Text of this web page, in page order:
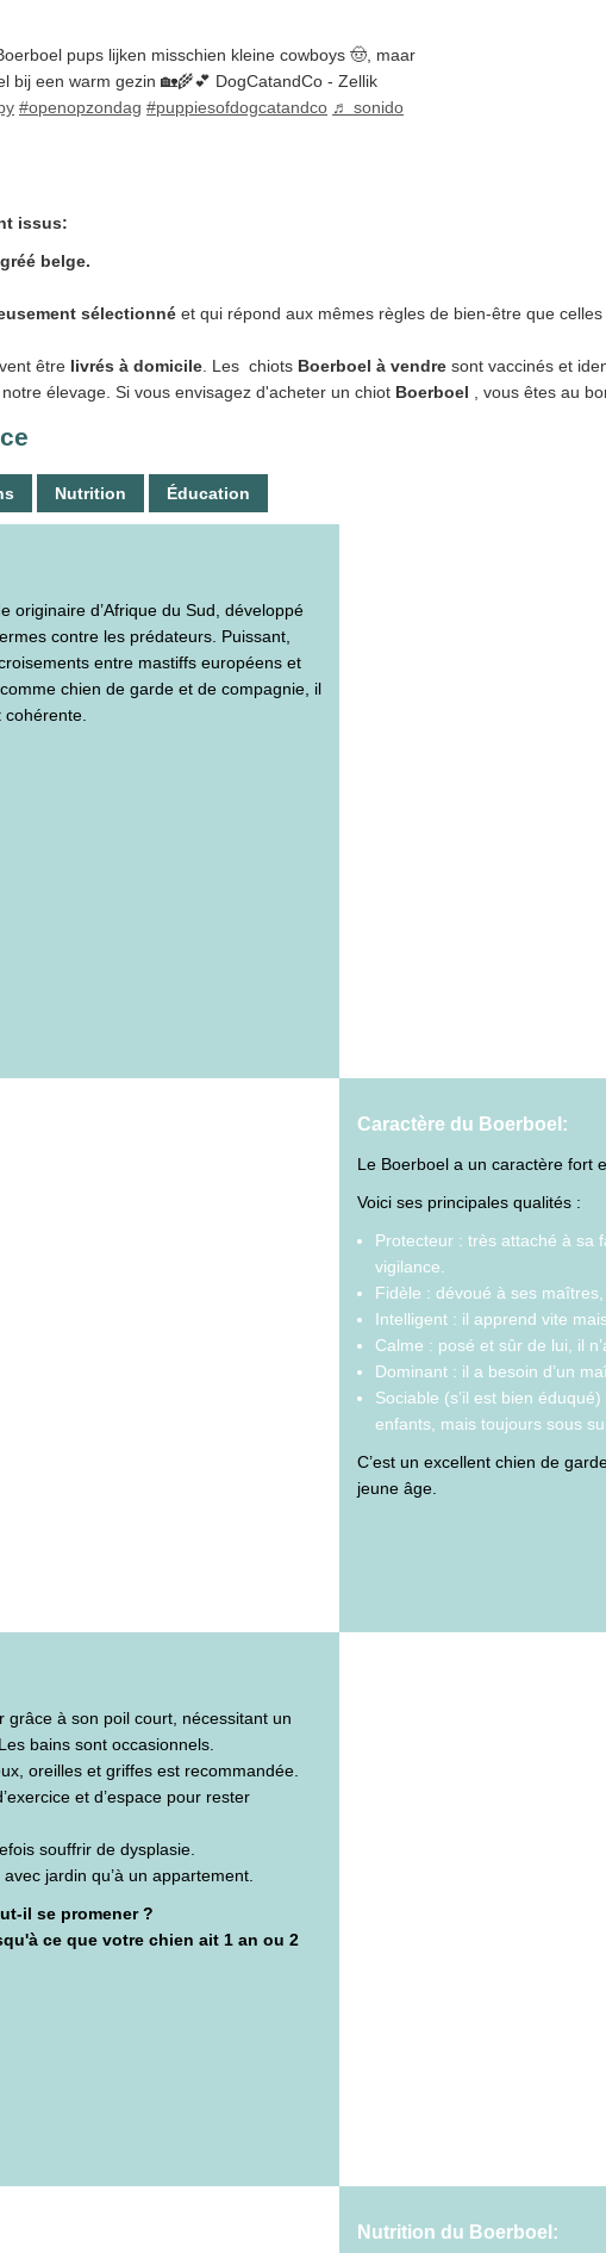
pups lijken misschien kleine cowboys 🤠, maar
bij een warm gezin 🏡🌾💕 DogCatandCo - Zellik
#openopzondag #puppiesofdogcatandco ♬ sonido
issus:
belge.
sélectionné et qui répond aux mêmes règles de bien-être que
être livrés à domicile. Les chiots Boerboel à vendre sont vaccinés et
élevage. Si vous envisagez d'acheter un chiot Boerboel , vous êtes au
Nutrition Éducation
originaire d’Afrique du Sud, développé
contre les prédateurs. Puissant,
entre mastiffs européens et
chien de garde et de compagnie, il
cohérente.
Caractère du Boerboel:
Le Boerboel a un caractère fort
Voici ses principales qualités :
Protecteur : très attaché à sa
vigilance.
Fidèle : dévoué à ses
Intelligent : il apprend vite
Calme : posé et sûr de lui, il
Dominant : il a besoin d’un
Sociable (s’il est bien
enfants, mais toujours sous
C’est un excellent chien de
jeune âge.
grâce à son poil court, nécessitant un
bains sont occasionnels.
oreilles et griffes est recommandée.
et d’espace pour rester
souffrir de dysplasie.
jardin qu’à un appartement.
il se promener ?
ce que votre chien ait 1 an ou 2
Nutrition du Boerboel: